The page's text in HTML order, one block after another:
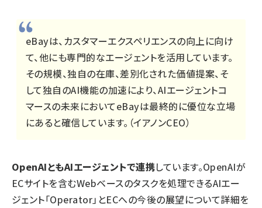
eBayは、カスタマーエクスペリエンスの向上に向け
て、他にも専門的なエージェントを活用しています。
その規模、独自の在庫、差別化された価値提案、そ
して独自のAI機能の加速により、AIエージェントコ
マースの未来においてeBayは最終的に優位な立場
にあると確信しています。（イアノンCEO）
OpenAIともAIエージェントで連携しています。OpenAIが
ECサイトを含むWebベースのタスクを処理できるAIエー
ジェント「Operator」とECへの今後の展望について詳細を